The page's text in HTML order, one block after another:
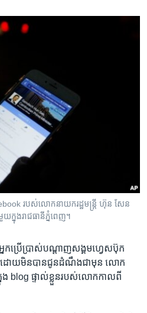
របស់​លោក​នាយក​រដ្ឋមន្រ្តី ហ៊ុន សែន
ក្នុង​រាជធានី​ភ្នំពេញ។
ក​ប្រើ​ប្រាស់​បណ្តាញ​សង្គម​ហ្វេសប៊ុក​
ដោយ​មិន​បាន​ជូន​ដំណឹង​ជា​មុន ​លោក​
ង​ ​blog​ ​ផ្ទាល់​ខ្លួន​របស់​លោក​កាល​ពី​